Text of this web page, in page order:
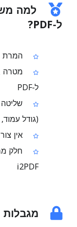
ל‑PDF?
המרת HTML ל‑PDF בחינם אונליין
ל‑PDF
(גודל עמוד,
אין
חלק
i2PDF